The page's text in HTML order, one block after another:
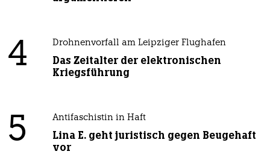
4 Drohnenvorfall am Leipziger Flughafen
Das Zeitalter der elektronischen
Kriegsführung
5 Antifaschistin in Haft
Lina E. geht juristisch gegen Beugehaft
vor